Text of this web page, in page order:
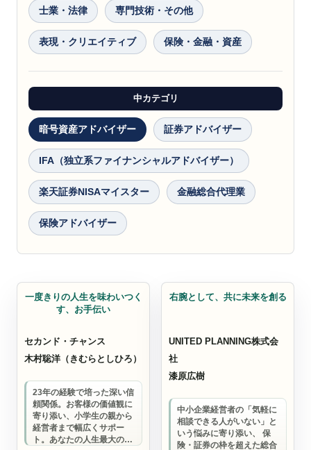
士業・法律 専門技術・その他
表現・クリエイティブ 保険・金融・資産
中カテゴリ
暗号資産アドバイザー 証券アドバイザー
IFA（独立系ファイナンシャルアドバイザー）
楽天証券NISAマイスター 金融総合代理業
保険アドバイザー
一度きりの人生を味わいつく
す、お手伝い
セカンド・チャンス
木村聡洋（きむらとしひろ）
23年の経験で培った深い信
頼関係。お客様の価値観に
寄り添い、小学生の親から
経営者まで幅広くサポー
ト。あなたの人生最大のピ
右腕として、共に未来を創る
UNITED PLANNING株式会
社
漆原広樹
中小企業経営者の「気軽に
相談できる人がいない」と
いう悩みに寄り添い、 保
険・証券の枠を超えた総合